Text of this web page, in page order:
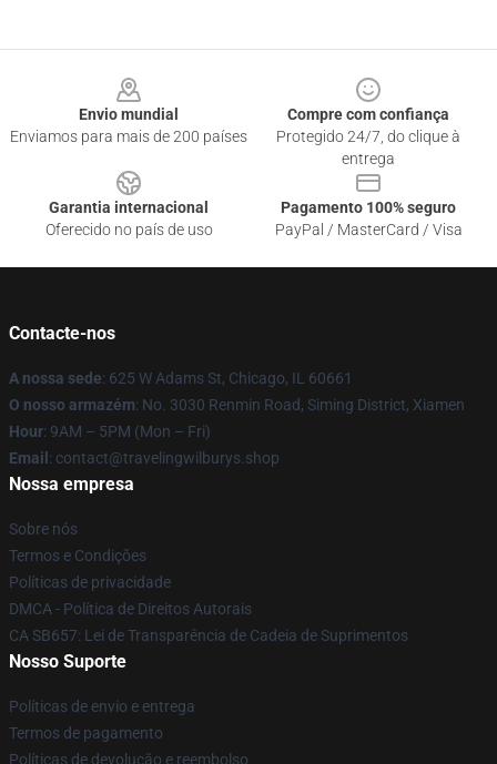
Envio mundial
Enviamos para mais de 200 países
Compre com confiança
Protegido 24/7, do clique à
entrega
Garantia internacional
Oferecido no país de uso
Pagamento 100% seguro
PayPal / MasterCard / Visa
Contacte-nos
A nossa sede: 625 W Adams St, Chicago, IL 60661
O nosso armazém: No. 3030 Renmin Road, Siming District, Xiamen
Hour: 9AM – 5PM (Mon – Fri)
Email : contact@travelingwilburys.shop
Nossa empresa
Sobre nós
Termos e Condições
Políticas de privacidade
DMCA - Política de Direitos Autorais
CA SB657: Lei de Transparência de Cadeia de Suprimentos
Nosso Suporte
Políticas de envio e entrega
Termos de pagamento
Políticas de devolução e reembolso